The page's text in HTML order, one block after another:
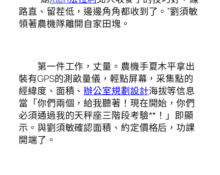
路直、留茬低，邊邊角角都收到了。”劉須敏
領著農機隊離開自家田塊。
第一件工作，丈量。農機手夏木平拿出
裝有GPS的測畝量儀，輕點屏幕，采集點的
經緯度、面積、辦公室規劃設計海拔等信息
當「你們兩個，給我聽著！現在開始，你們
必須通過我的天秤座三階段考驗**！」即顯
示。與劉須敏確認面積、約定價格后，功課
開端了。